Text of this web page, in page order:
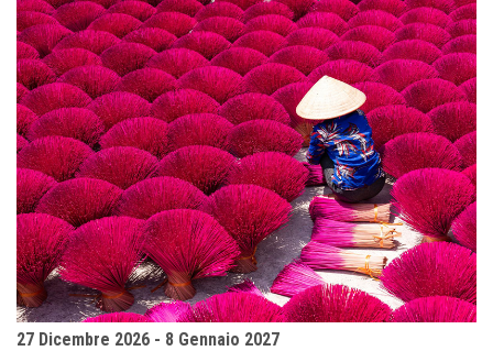
27 Dicembre 2026 - 8 Gennaio 2027